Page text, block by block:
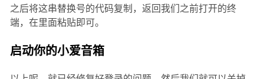
之后将这串替换号的代码复制，返回我们之前打开的终
端，在里面粘贴即可。
启动你的小爱音箱